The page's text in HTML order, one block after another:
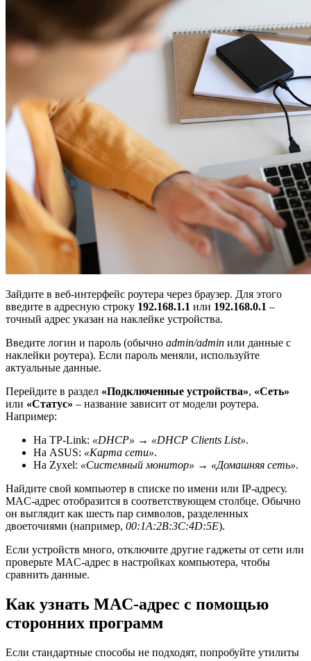
Зайдите в веб-интерфейс роутера через браузер. Для этого
введите в адресную строку 192.168.1.1 или 192.168.0.1 –
точный адрес указан на наклейке устройства.
Введите логин и пароль (обычно admin/admin или данные с
наклейки роутера). Если пароль меняли, используйте
актуальные данные.
Перейдите в раздел «Подключенные устройства», «Сеть»
или «Статус» – название зависит от модели роутера.
Например:
На TP-Link: «DHCP» → «DHCP Clients List».
На ASUS: «Карта сети».
На Zyxel: «Системный монитор» → «Домашняя сеть».
Найдите свой компьютер в списке по имени или IP-адресу.
MAC-адрес отобразится в соответствующем столбце. Обычно
он выглядит как шесть пар символов, разделенных
двоеточиями (например, 00:1A:2B:3C:4D:5E).
Если устройств много, отключите другие гаджеты от сети или
проверьте MAC-адрес в настройках компьютера, чтобы
сравнить данные.
Как узнать MAC-адрес с помощью
сторонних программ
Если стандартные способы не подходят, попробуйте утилиты